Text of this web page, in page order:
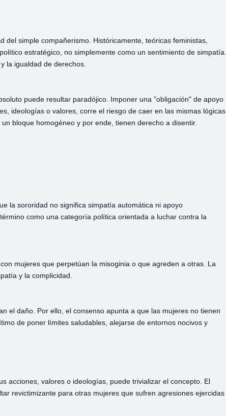
simple compañerismo. Históricamente, teóricas feministas,
estratégico, no simplemente como un sentimiento de simpatía.
la igualdad de derechos.
puede resultar paradójico. Imponer una "obligación" de apoyo
ideologías o valores, corre el riesgo de caer en las mismas lógicas
bloque homogéneo y por ende, tienen derecho a disentir.
la sororidad no significa simpatía automática ni apoyo
como una categoría política orientada a luchar contra la
mujeres que perpetúan la misoginia o que agreden a otras. La
y la complicidad.
el daño. Por ello, el consenso apunta a que las mujeres no tienen
de poner límites saludables, alejarse de entornos nocivos y
acciones, valores o ideologías, puede trivializar el concepto. El
revictimizante para otras mujeres que sufren agresiones ejercidas